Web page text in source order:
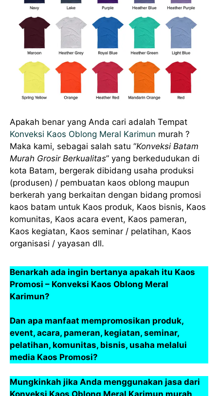
Apakah benar yang Anda cari adalah Tempat
Konveksi Kaos Oblong Meral Karimun murah ?
Maka kami, sebagai salah satu “Konveksi Batam
Murah Grosir Berkualitas” yang berkedudukan di
kota Batam, bergerak dibidang usaha produksi
(produsen) / pembuatan kaos oblong maupun
berkerah yang berkaitan dengan bidang promosi
kaos batam untuk Kaos produk, Kaos bisnis, Kaos
komunitas, Kaos acara event, Kaos pameran,
Kaos kegiatan, Kaos seminar / pelatihan, Kaos
organisasi / yayasan dll.
Benarkah ada ingin bertanya apakah itu Kaos
Promosi – Konveksi Kaos Oblong Meral
Karimun?
Dan apa manfaat mempromosikan produk,
event, acara, pameran, kegiatan, seminar,
pelatihan, komunitas, bisnis, usaha melalui
media Kaos Promosi?
Mungkinkah jika Anda menggunakan jasa dari
Konveksi Kaos Oblong Meral Karimun murah